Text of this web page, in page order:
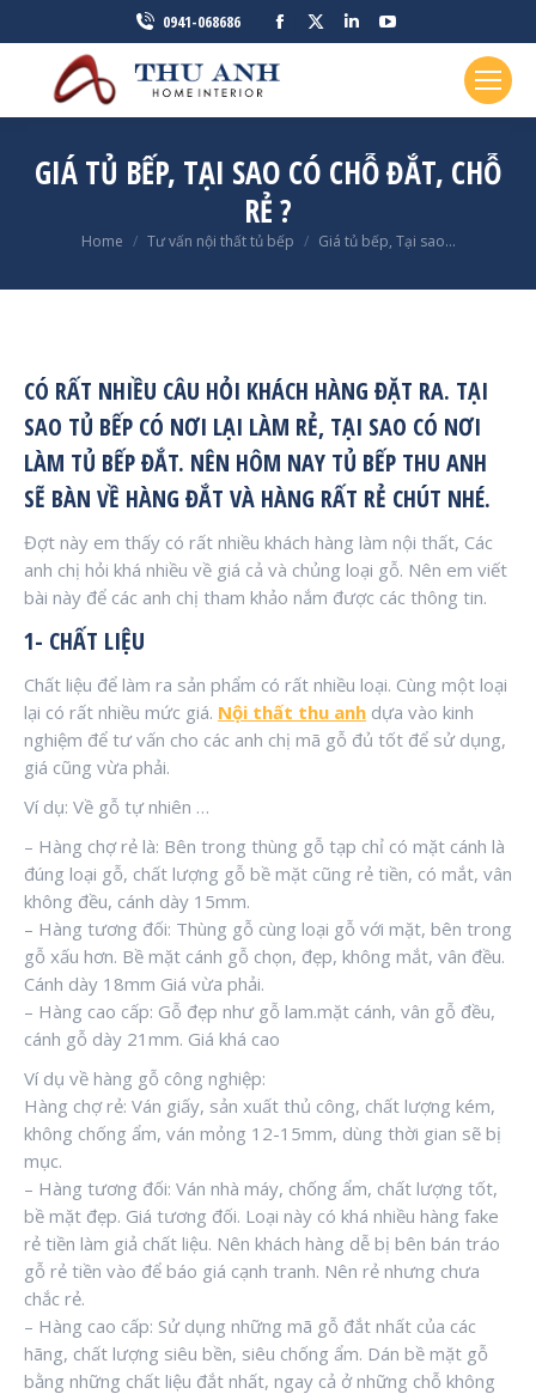
0941-068686
Facebook
in
window
in
window
Linkedin
in
window
in
window
GIÁ TỦ BẾP, TẠI SAO CÓ CHỖ ĐẮT, CHỖ
RẺ ?
You are here:
Home Tư vấn nội thất tủ bếp Giá tủ bếp, Tại sao…
CÓ RẤT NHIỀU CÂU HỎI KHÁCH HÀNG ĐẶT RA. TẠI
SAO TỦ BẾP CÓ NƠI LẠI LÀM RẺ, TẠI SAO CÓ NƠI
LÀM TỦ BẾP ĐẮT. NÊN HÔM NAY TỦ BẾP THU ANH
SẼ BÀN VỀ HÀNG ĐẮT VÀ HÀNG RẤT RẺ CHÚT NHÉ.
Đợt này em thấy có rất nhiều khách hàng làm nội thất, Các
anh chị hỏi khá nhiều về giá cả và chủng loại gỗ. Nên em viết
bài này để các anh chị tham khảo nắm được các thông tin.
1- CHẤT LIỆU
Chất liệu để làm ra sản phẩm có rất nhiều loại. Cùng một loại
lại có rất nhiều mức giá. Nội thất thu anh dựa vào kinh
nghiệm để tư vấn cho các anh chị mã gỗ đủ tốt để sử dụng,
giá cũng vừa phải.
Ví dụ: Về gỗ tự nhiên …
– Hàng chợ rẻ là: Bên trong thùng gỗ tạp chỉ có mặt cánh là
đúng loại gỗ, chất lượng gỗ bề mặt cũng rẻ tiền, có mắt, vân
không đều, cánh dày 15mm.
– Hàng tương đối: Thùng gỗ cùng loại gỗ với mặt, bên trong
gỗ xấu hơn. Bề mặt cánh gỗ chọn, đẹp, không mắt, vân đều.
Cánh dày 18mm Giá vừa phải.
– Hàng cao cấp: Gỗ đẹp như gỗ lam.mặt cánh, vân gỗ đều,
cánh gỗ dày 21mm. Giá khá cao
Ví dụ về hàng gỗ công nghiệp:
Hàng chợ rẻ: Ván giấy, sản xuất thủ công, chất lượng kém,
không chống ẩm, ván mỏng 12-15mm, dùng thời gian sẽ bị
mục.
– Hàng tương đối: Ván nhà máy, chống ẩm, chất lượng tốt,
bề mặt đẹp. Giá tương đối. Loại này có khá nhiều hàng fake
rẻ tiền làm giả chất liệu. Nên khách hàng dễ bị bên bán tráo
gỗ rẻ tiền vào để báo giá cạnh tranh. Nên rẻ nhưng chưa
chắc rẻ.
– Hàng cao cấp: Sử dụng những mã gỗ đắt nhất của các
hãng, chất lượng siêu bền, siêu chống ẩm. Dán bề mặt gỗ
bằng những chất liệu đắt nhất, ngay cả ở những chỗ không